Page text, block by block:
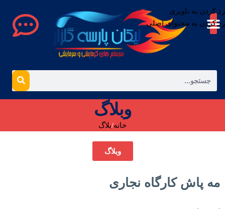
رد کردن به ناوبری
رد کردن به محتوای اصلی
وبلاگ
خانه بلاگ
وبلاگ
مه پاش کارگاه نجاری